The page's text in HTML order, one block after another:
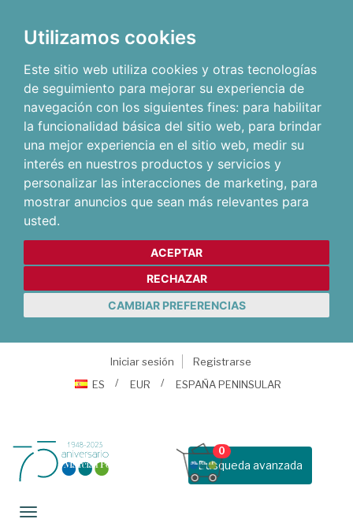
Utilizamos cookies
Este sitio web utiliza cookies y otras tecnologías
de seguimiento para mejorar su experiencia de
navegación con los siguientes fines: para habilitar
la funcionalidad básica del sitio web, para brindar
una mejor experiencia en el sitio web, medir su
interés en nuestros productos y servicios y
personalizar las interacciones de marketing, para
mostrar anuncios que sean más relevantes para
usted.
ACEPTAR
RECHAZAR
CAMBIAR PREFERENCIAS
Iniciar sesión
Registrarse
ES
EUR ESPAÑA PENINSULAR
Busqueda avanzada
0
Toggle navigation